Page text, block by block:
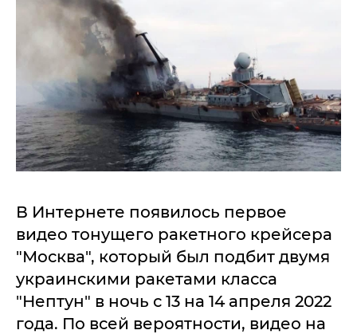
В Интернете появилось первое
видео тонущего ракетного крейсера
"Москва", который был подбит двумя
украинскими ракетами класса
"Нептун" в ночь с 13 на 14 апреля 2022
года. По всей вероятности, видео на